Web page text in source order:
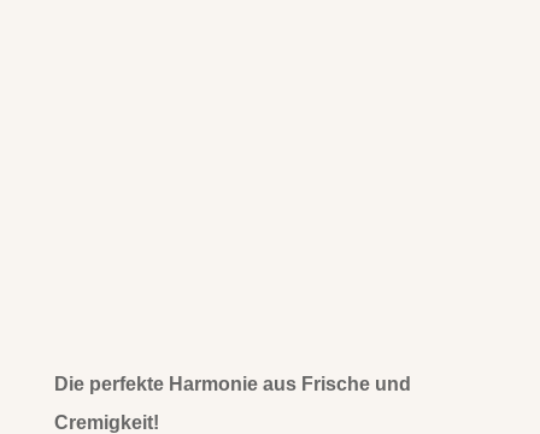
Die perfekte Harmonie aus Frische und
Cremigkeit!